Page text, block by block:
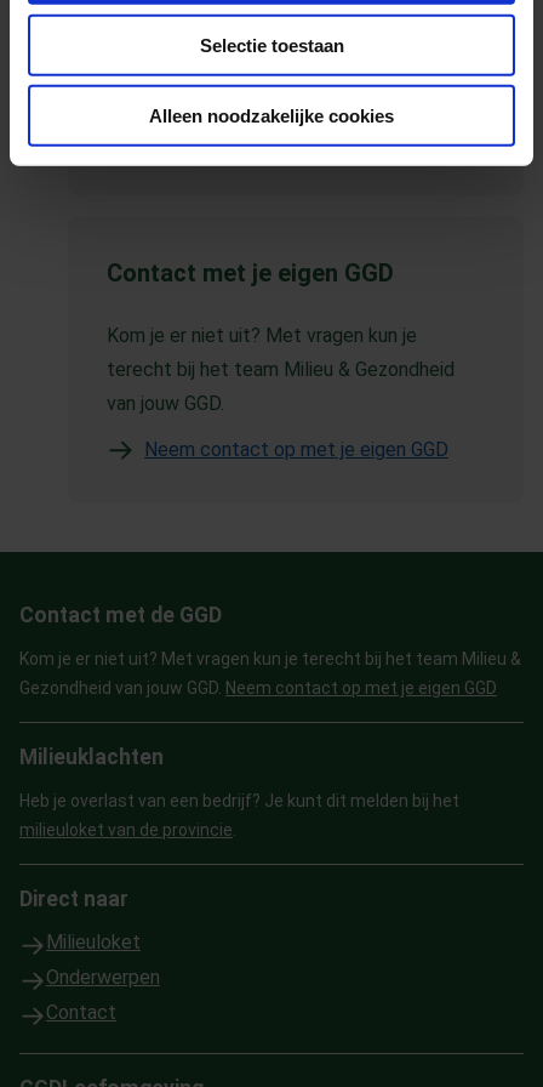
Selectie toestaan
Alleen noodzakelijke cookies
E-mail deze pagina
Kopieer link naar klembord
Print deze pagina
Contact met je eigen GGD
Kom je er niet uit? Met vragen kun je
terecht bij het team Milieu & Gezondheid
van jouw GGD.
Neem contact op met je eigen GGD
Contact met de GGD
Kom je er niet uit? Met vragen kun je terecht bij het team Milieu &
Gezondheid van jouw GGD. Neem contact op met je eigen GGD
Milieuklachten
Heb je overlast van een bedrijf? Je kunt dit melden bij het
milieuloket van de provincie
Direct naar
Milieuloket
Onderwerpen
Contact